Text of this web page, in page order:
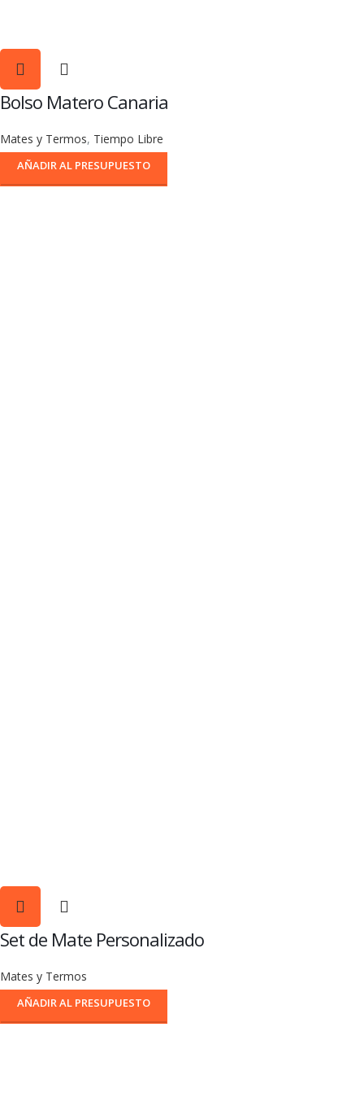
Bolso Matero Canaria
Mates y Termos, Tiempo Libre
AÑADIR AL PRESUPUESTO
Set de Mate Personalizado
Mates y Termos
AÑADIR AL PRESUPUESTO